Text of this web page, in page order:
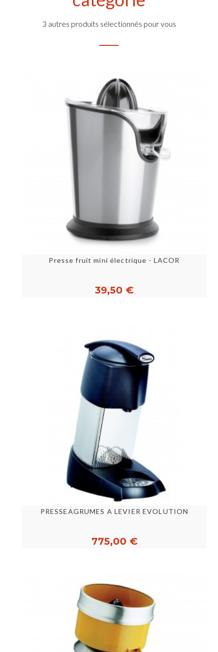
3 autres produits sélectionnés pour vous
Presse fruit mini électrique - LACOR
39,50 €
PRESSEAGRUMES A LEVIER EVOLUTION
775,00 €